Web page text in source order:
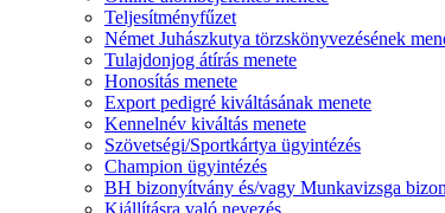
Teljesítményfűzet
Német Juhászkutya törzskönyvezésének
Tulajdonjog átírás menete
Honosítás menete
Export pedigré kiváltásának menete
Kennelnév kiváltás menete
Szövetségi/Sportkártya ügyintézés
Champion ügyintézés
BH bizonyítvány és/vagy Munkavizsga
Kiállításra való nevezés